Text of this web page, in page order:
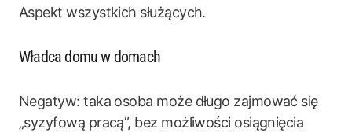
Aspekt wszystkich służących.
Władca domu w domach
Negatyw: taka osoba może długo zajmować się
„syzyfową pracą”, bez możliwości osiągnięcia